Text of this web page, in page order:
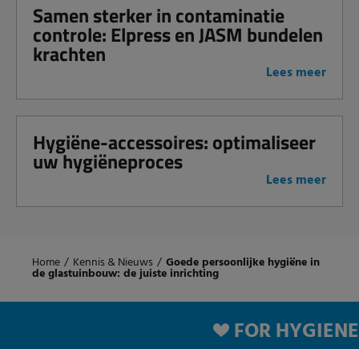
Samen sterker in contaminatie
controle: Elpress en JASM bundelen
krachten
Lees meer
Hygiëne-accessoires: optimaliseer
uw hygiëneproces
Lees meer
Home / Kennis & Nieuws / Goede persoonlijke hygiëne in
de glastuinbouw: de juiste inrichting
FOR HYGIENE